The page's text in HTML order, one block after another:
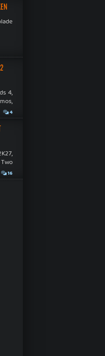
4,
4
16